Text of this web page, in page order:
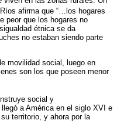
afirma que “…los hogares
peor que los hogares no
étnica se da
no estaban siendo parte
movilidad social, luego en
son los que poseen menor
social y
a América en el siglo XVI e
territorio, y ahora por la